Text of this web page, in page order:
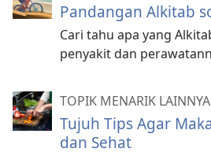
Pandangan Alkitab
Cari tahu apa yang
penyakit dan
TOPIK MENARIK LAINNYA
Tujuh Tips Agar
dan Sehat